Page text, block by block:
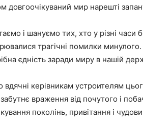
довгоочікуваний мир нарешті
і шануємо тих, хто у різні
трагічні помилки минулого.
єдність заради миру в нашій
вдячні керівникам устроителям
враження від почутого і
поколінь, привітання і